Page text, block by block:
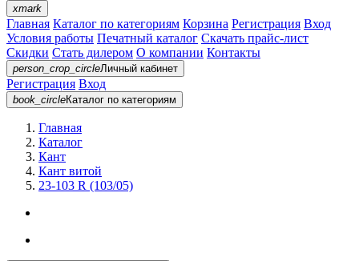
xmark
Главная Каталог по категориям Корзина Регистрация Вход
Условия работы Печатный каталог Скачать прайс-лист
Скидки Стать дилером О компании Контакты
person_crop_circleЛичный кабинет
Регистрация Вход
book_circleКаталог по категориям
Главная
Каталог
Кант
Кант витой
23-103 R (103/05)